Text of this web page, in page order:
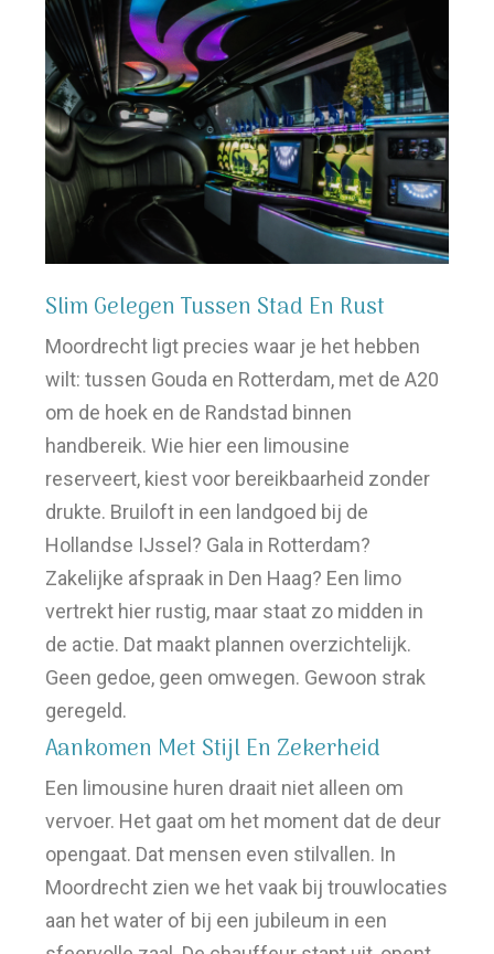
Slim Gelegen Tussen Stad En Rust
Moordrecht ligt precies waar je het hebben
wilt: tussen Gouda en Rotterdam, met de A20
om de hoek en de Randstad binnen
handbereik. Wie hier een limousine
reserveert, kiest voor bereikbaarheid zonder
drukte. Bruiloft in een landgoed bij de
Hollandse IJssel? Gala in Rotterdam?
Zakelijke afspraak in Den Haag? Een limo
vertrekt hier rustig, maar staat zo midden in
de actie. Dat maakt plannen overzichtelijk.
Geen gedoe, geen omwegen. Gewoon strak
geregeld.
Aankomen Met Stijl En Zekerheid
Een limousine huren draait niet alleen om
vervoer. Het gaat om het moment dat de deur
opengaat. Dat mensen even stilvallen. In
Moordrecht zien we het vaak bij trouwlocaties
aan het water of bij een jubileum in een